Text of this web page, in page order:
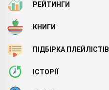
РЕЙТИНГИ
КНИГИ
ПІДБІРКА ПЛЕЙЛІСТІВ
ІСТОРІЇ